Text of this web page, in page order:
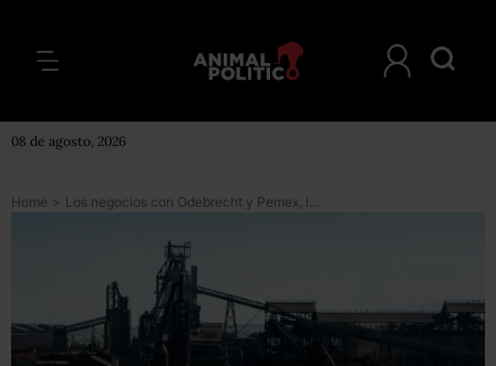
08 de agosto, 2026
Home > Los negocios con Odebrecht y Pemex, las razones por las que detuvieron al dueño de Altos Hornos